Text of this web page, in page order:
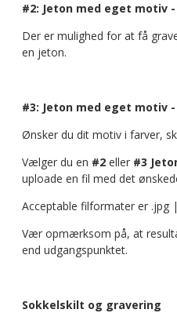
#2: Jeton med eget motiv
Der er mulighed for at få
en jeton.
#3: Jeton med eget motiv
Ønsker du dit motiv i farver,
Vælger du en #2 eller #3
uploade en fil med det
Acceptable filformater er .jpg
Vær opmærksom på, at
end udgangspunktet.
Sokkelskilt og gravering